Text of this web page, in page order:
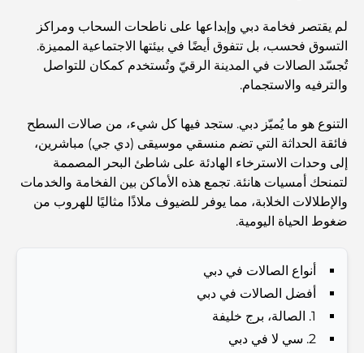
Abu Dhabi vs Dubai: A Practical Comparison for
Investors and Residents
Best Schools in Downtown Dubai: A Guide for
Families
أشياء يمكنك القيام بها في دبي خلال فصل الصيف: دليلك الأمثل
للتغلب على الحرارة
أفضل الهدايا الفاخرة للرجال: أفكار هدايا مميزة وخالدة
Guide
المدارس القريبة من نخلة جميرا: دليل شامل للعائلات
لم يقتصر فخامة دبي وإبداعها على ناطحات السحاب ومراكز
التسوق فحسب، بل تتفوق أيضًا في بيئتها الاجتماعية المميزة.
تُجسّد الصالات في المدينة الرقيّ وتُستخدم كمكان للتواصل
والترفيه والاستجمام.
التنوع هو ما يُميّز دبي. ستجد فيها كل شيء، من صالات السطح
فائقة الحداثة التي تضم منسقي موسيقى (دي جي) مباشرين،
إلى وحدات الاسترخاء الهادئة على شاطئ البحر المصممة
لتمنحك أمسيات هانئة. تجمع هذه الأماكن بين الفخامة والخدمات
والإطلالات الخلابة، مما يوفر للضيوف ملاذًا مثاليًا للهروب من
ضغوط الحياة اليومية.
أنواع الصالات في دبي
أفضل الصالات في دبي
1. الصالة، برج خليفة
2. سي لا في دبي